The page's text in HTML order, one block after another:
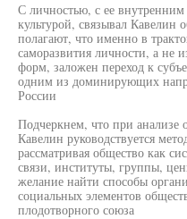
С личностью, с ее
культурой, связывал Кавелин
полагают, что именно в
саморазвития личности, а не
форм, заложен переход к
одним из доминирующих
России
Подчеркнем, что при анализе
Кавелин руководствуется
рассматривая общество как
связи, институты, группы,
желание найти способы
социальных элементов
плодотворного союза